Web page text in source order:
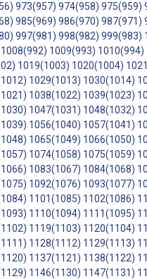
973(957) 974(958) 975(959)
985(969) 986(970) 987(971)
997(981) 998(982) 999(983)
1008(992) 1009(993) 1010(994)
1019(1003) 1020(1004)
1029(1013) 1030(1014)
1038(1022) 1039(1023)
1047(1031) 1048(1032)
1056(1040) 1057(1041)
1065(1049) 1066(1050)
1074(1058) 1075(1059)
1083(1067) 1084(1068)
1092(1076) 1093(1077)
1101(1085) 1102(1086)
1110(1094) 1111(1095)
1119(1103) 1120(1104)
1128(1112) 1129(1113)
1137(1121) 1138(1122)
1146(1130) 1147(1131)